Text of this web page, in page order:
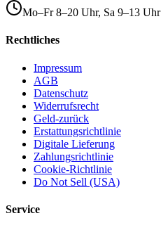
Mo–Fr 8–20 Uhr, Sa 9–13 Uhr
Rechtliches
Impressum
AGB
Datenschutz
Widerrufsrecht
Geld-zurück
Erstattungsrichtlinie
Digitale Lieferung
Zahlungsrichtlinie
Cookie-Richtlinie
Do Not Sell (USA)
Service